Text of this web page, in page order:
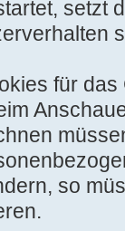
setzt
für
so